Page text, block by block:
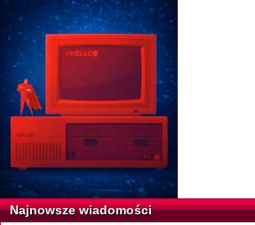
Najnowsze wiadomości